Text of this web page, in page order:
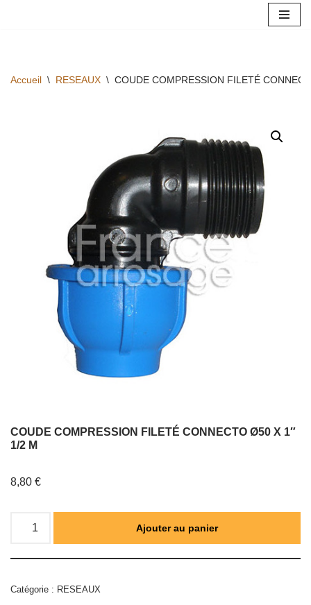
contenu
Accueil \ RESEAUX \ COUDE COMPRESSION FILETÉ
COUDE COMPRESSION FILETÉ CONNECTO Ø50 X 1″
1/2 M
8,80 €
Ajouter au panier
Catégorie : RESEAUX